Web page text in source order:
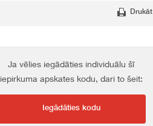
Drukāt
Ja vēlies iegādāties individuālu šī
iepirkuma apskates kodu, dari to šeit:
Iegādāties kodu